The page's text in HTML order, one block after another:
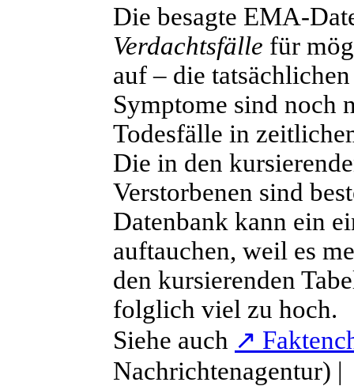
Die besagte EMA-
Verdachtsfälle für
auf – die
Symptome sind noch
Todesfälle in
Die in den
Verstorbenen sind
Datenbank kann ein
auftauchen, weil es
den kursierenden
folglich viel zu hoch.
Siehe auch ↗
Nachrichtenagentur) |